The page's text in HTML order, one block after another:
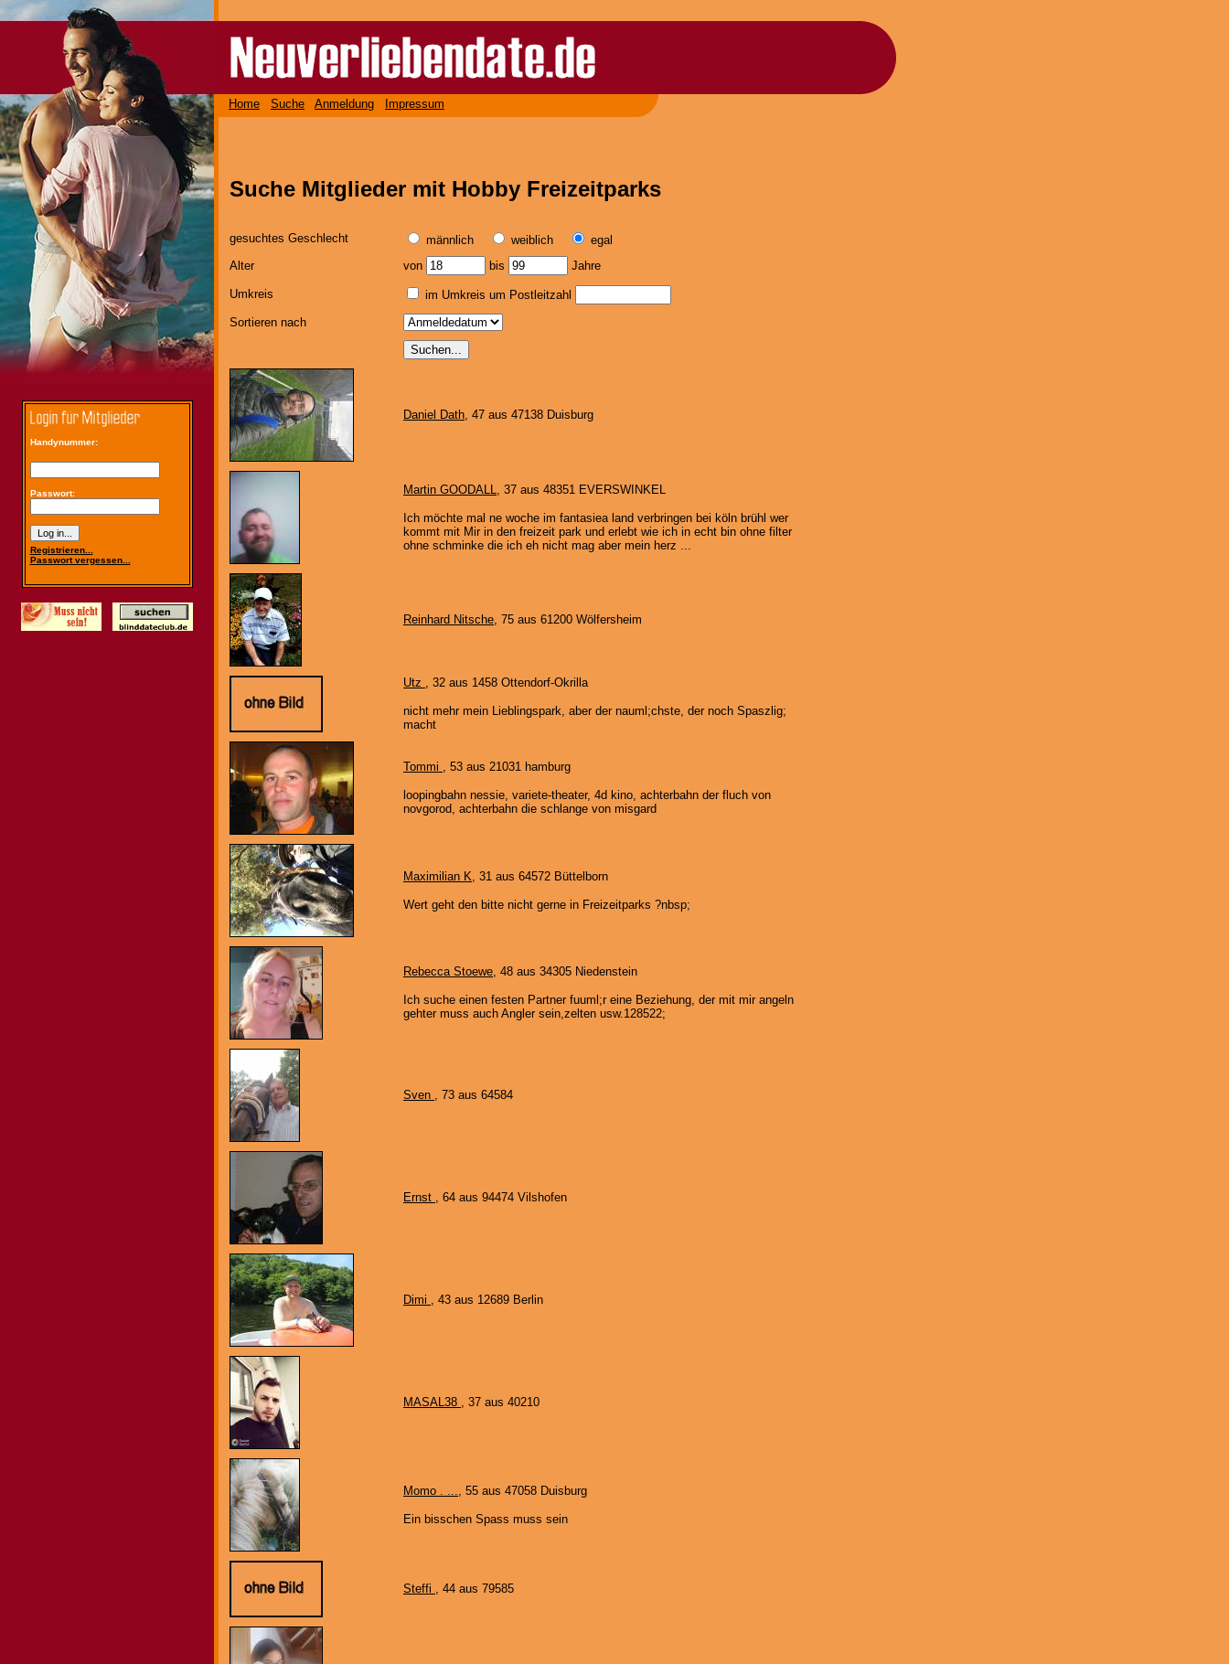
Handynummer:
Passwort:
Registrieren...
Passwort vergessen...
Home Suche Anmeldung Impressum
Suche Mitglieder mit Hobby Freizeitparks
gesuchtes Geschlecht männlich weiblich
egal
Alter
von bis Jahre
Umkreis
im Umkreis um Postleitzahl
Sortieren nach
Daniel Dath, 47 aus 47138 Duisburg
Martin GOODALL, 37 aus 48351 EVERSWINKEL
Ich möchte mal ne woche im fantasiea land verbringen bei köln brühl wer
kommt mit Mir in den freizeit park und erlebt wie ich in echt bin ohne filter
ohne schminke die ich eh nicht mag aber mein herz ...
Reinhard Nitsche, 75 aus 61200 Wölfersheim
Utz , 32 aus 1458 Ottendorf-Okrilla
nicht mehr mein Lieblingspark, aber der nauml;chste, der noch Spaszlig;
macht
Tommi , 53 aus 21031 hamburg
loopingbahn nessie, variete-theater, 4d kino, achterbahn der fluch von
novgorod, achterbahn die schlange von misgard
Maximilian K, 31 aus 64572 Büttelborn
Wert geht den bitte nicht gerne in Freizeitparks ?nbsp;
Rebecca Stoewe, 48 aus 34305 Niedenstein
Ich suche einen festen Partner fuuml;r eine Beziehung, der mit mir angeln
gehter muss auch Angler sein,zelten usw.128522;
Sven , 73 aus 64584
Ernst , 64 aus 94474 Vilshofen
Dimi , 43 aus 12689 Berlin
MASAL38 , 37 aus 40210
Momo . ..., 55 aus 47058 Duisburg
Ein bisschen Spass muss sein
Steffi , 44 aus 79585